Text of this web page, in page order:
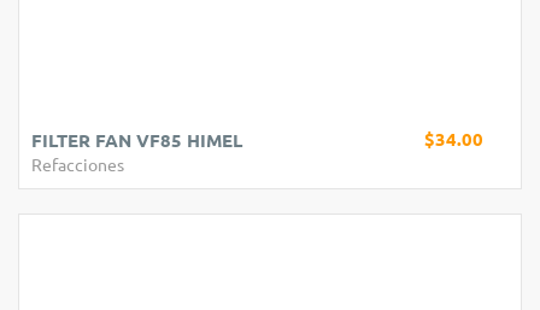
$34.00
FILTER FAN VF85 HIMEL
Refacciones